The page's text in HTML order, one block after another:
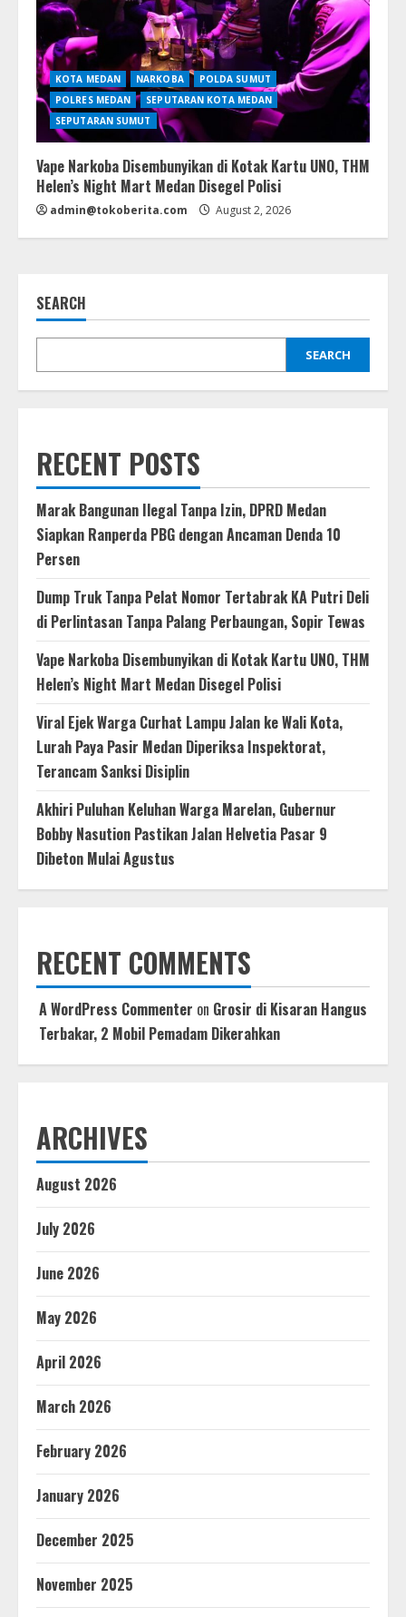
KOTA MEDAN NARKOBA
POLDA SUMUT
POLRES MEDAN
SEPUTARAN KOTA MEDAN
SEPUTARAN SUMUT
Vape Narkoba Disembunyikan di Kotak Kartu UNO, THM
Helen’s Night Mart Medan Disegel Polisi
admin@tokoberita.com August 2, 2026
SEARCH
SEARCH
RECENT POSTS
Marak Bangunan Ilegal Tanpa Izin, DPRD Medan
Siapkan Ranperda PBG dengan Ancaman Denda 10
Persen
Dump Truk Tanpa Pelat Nomor Tertabrak KA Putri Deli
di Perlintasan Tanpa Palang Perbaungan, Sopir Tewas
Vape Narkoba Disembunyikan di Kotak Kartu UNO, THM
Helen’s Night Mart Medan Disegel Polisi
Viral Ejek Warga Curhat Lampu Jalan ke Wali Kota,
Lurah Paya Pasir Medan Diperiksa Inspektorat,
Terancam Sanksi Disiplin
Akhiri Puluhan Keluhan Warga Marelan, Gubernur
Bobby Nasution Pastikan Jalan Helvetia Pasar 9
Dibeton Mulai Agustus
RECENT COMMENTS
A WordPress Commenter on Grosir di Kisaran Hangus
Terbakar, 2 Mobil Pemadam Dikerahkan
ARCHIVES
August 2026
July 2026
June 2026
May 2026
April 2026
March 2026
February 2026
January 2026
December 2025
November 2025